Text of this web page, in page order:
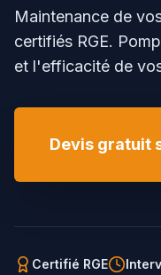
Maintenance de
certifiés RGE.
et l'efficacité de
Devis gratuit
Certifié RGE